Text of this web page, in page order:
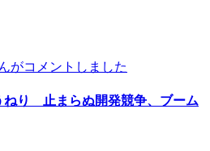
がコメントしました
ねり 止まらぬ開発競争、ブーム